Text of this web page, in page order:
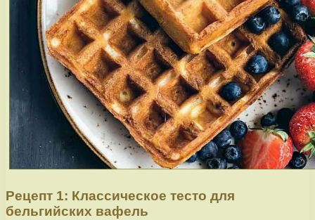
Рецепт 1: Классическое тесто для
бельгийских вафель